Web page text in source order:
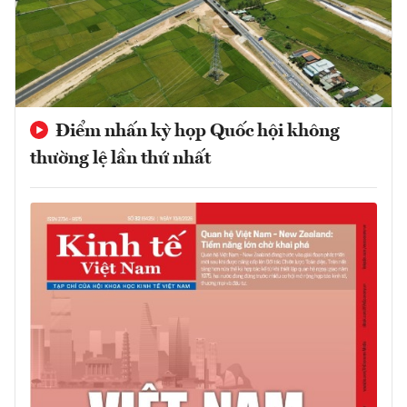
Điểm nhấn kỳ họp Quốc hội không
thường lệ lần thứ nhất